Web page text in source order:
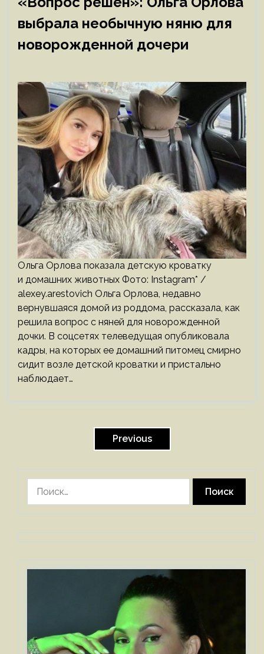
выбрала необычную няню для
новорожденной дочери
Ольга Орлова показала детскую кроватку
и домашних животных Фото: Instagram* /
alexey.arestovich Ольга Орлова, недавно
вернувшаяся домой из роддома, рассказала, как
решила вопрос с няней для новорожденной
дочки. В соцсетях телеведущая опубликовала
кадры, на которых ее домашний питомец смирно
сидит возле детской кроватки и пристально
наблюдает…
Previous